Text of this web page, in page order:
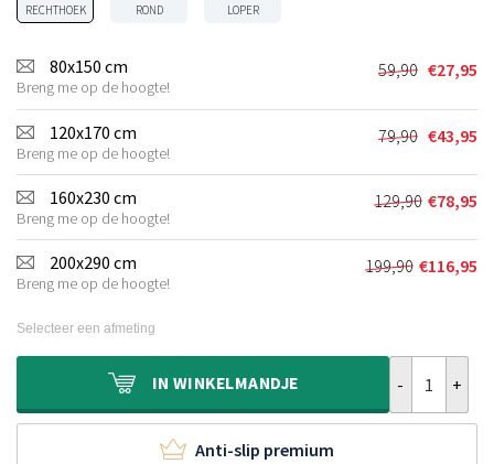
RECHTHOEK ROND LOPER
80x150 cm
Breng me op de hoogte!
59,90
prijs
was:
€59,90.
€27,95
Huidige
prijs
is:
€27,95.
120x170 cm
Breng me op de hoogte!
79,90
prijs
was:
€79,90.
€43,95
Huidige
prijs
is:
€43,95.
160x230 cm
Breng me op de hoogte!
129,90
prijs
was:
€129,90.
€78,95
Huidige
prijs
is:
€78,95.
200x290 cm
Breng me op de hoogte!
199,90 €116,95
Huidige
Selecteer een afmeting
IN WINKELMANDJE
Anti-slip premium